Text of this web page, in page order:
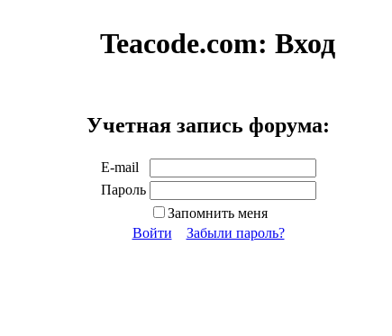
Teacode.com: Вход
Учетная запись форума:
E-mail
Пароль
Запомнить меня
Войти
Забыли пароль?